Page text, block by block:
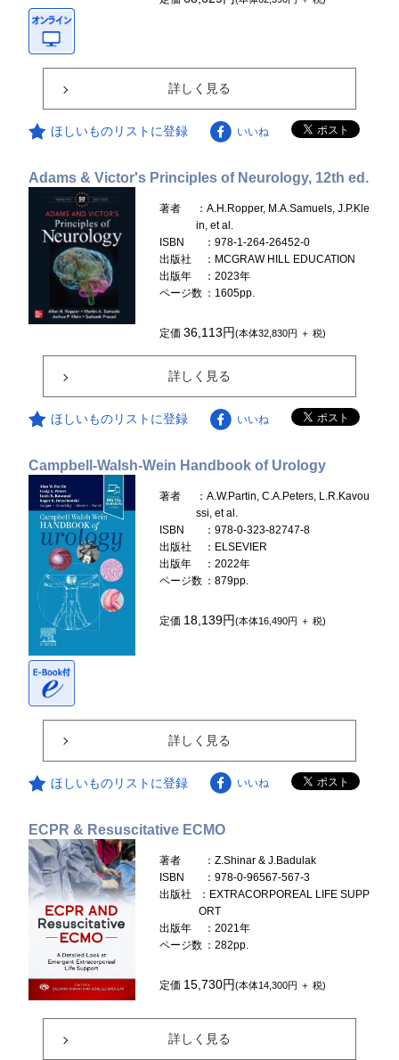
詳しく見る
ほしいものリストに登録 いいね
Adams & Victor's Principles of Neurology, 12th ed.
著者
：A.H.Ropper, M.A.Samuels, J.P.Kle
in, et al.
ISBN
：978-1-264-26452-0
出版社
：MCGRAW HILL EDUCATION
出版年
：2023年
ページ数 ：1605pp.
定価36,113円(本体32,830円 ＋ 税)
詳しく見る
ほしいものリストに登録 いいね
Campbell-Walsh-Wein Handbook of Urology
著者
：A.W.Partin, C.A.Peters, L.R.Kavou
ssi, et al.
ISBN
：978-0-323-82747-8
出版社
：ELSEVIER
出版年
：2022年
ページ数 ：879pp.
定価 18,139円(本体16,490円 ＋ 税)
詳しく見る
ほしいものリストに登録 いいね
ECPR & Resuscitative ECMO
著者
：Z.Shinar & J.Badulak
ISBN
：978-0-96567-567-3
出版社
：EXTRACORPOREAL LIFE SUPP
ORT
出版年
：2021年
ページ数 ：282pp.
定価 15,730円(本体14,300円 ＋ 税)
詳しく見る